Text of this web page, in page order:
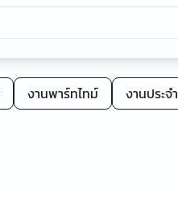
งานพาร์ทไทม์ งานประจำ